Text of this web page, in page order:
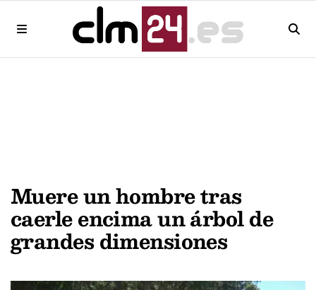
Muere un hombre tras
caerle encima un árbol de
grandes dimensiones